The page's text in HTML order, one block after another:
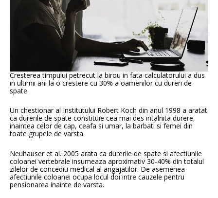
Cresterea timpului petrecut la birou in fata calculatorului a dus
in ultimii ani la o crestere cu 30% a oamenilor cu dureri de
spate.
Un chestionar al Institutului Robert Koch din anul 1998 a aratat
ca durerile de spate constituie cea mai des intalnita durere,
inaintea celor de cap, ceafa si umar, la barbati si femei din
toate grupele de varsta.
Neuhauser et al. 2005 arata ca durerile de spate si afectiunile
coloanei vertebrale insumeaza aproximativ 30-40% din totalul
zilelor de concediu medical al angajatilor. De asemenea
afectiunile coloanei ocupa locul doi intre cauzele pentru
pensionarea inainte de varsta.